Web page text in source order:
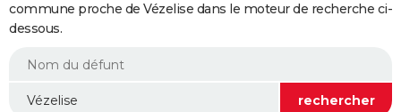
Essais
Réserver un essai
Citadines
Berlines
SUV
Forum auto
+
HIGH-TECH
BRICOLAGE
WEEK-END
commune proche de Vézelise dans le moteur de recherche ci-
dessous.